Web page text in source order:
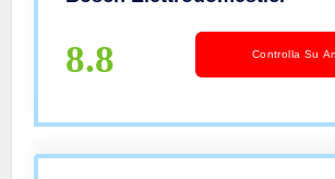
8.8 Controlla Su